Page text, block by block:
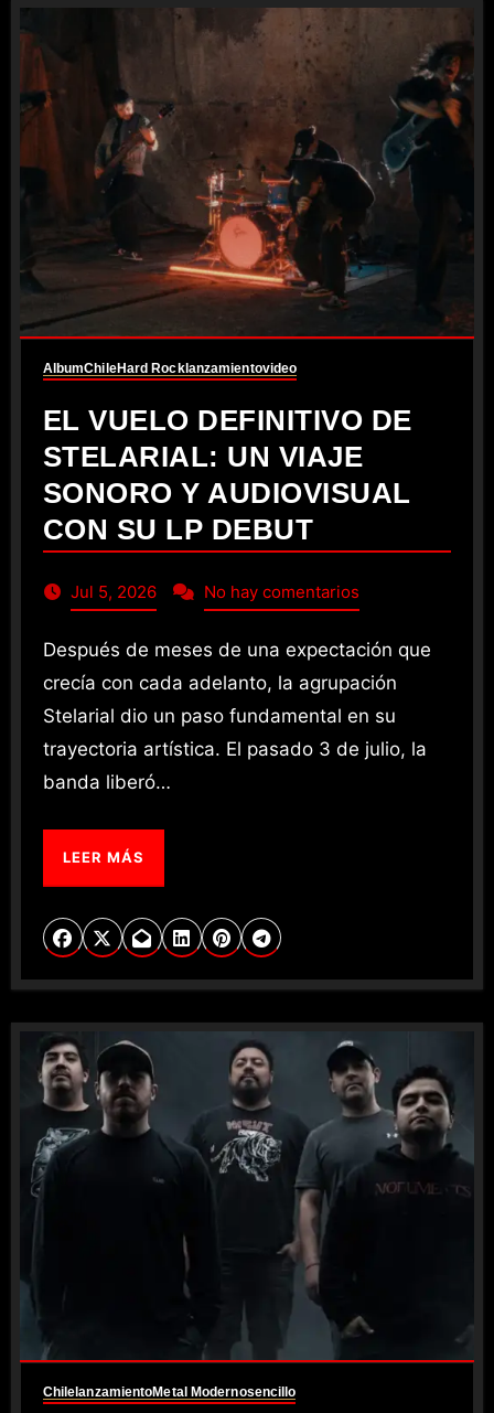
AlbumChileHard Rocklanzamientovideo
EL VUELO DEFINITIVO DE
STELARIAL: UN VIAJE
SONORO Y AUDIOVISUAL
CON SU LP DEBUT
Jul 5, 2026 No hay comentarios
Después de meses de una expectación que
crecía con cada adelanto, la agrupación
Stelarial dio un paso fundamental en su
trayectoria artística. El pasado 3 de julio, la
banda liberó…
LEER MÁS
Chile lanzamientoMetal Modernosencillo